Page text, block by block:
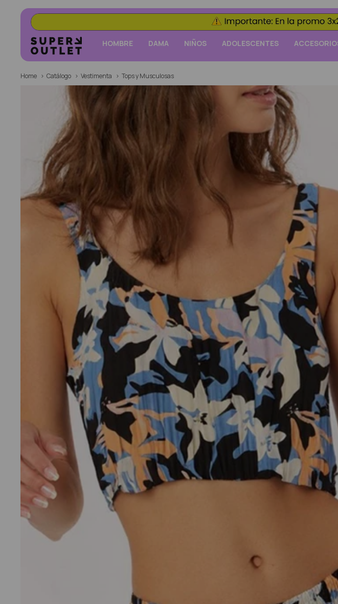
HOMBRE DAMA NIÑOS ADOLESCENTES
Home Catálogo Vestimenta Tops y Musculosas